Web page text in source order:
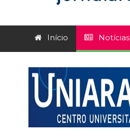
Início Notícias